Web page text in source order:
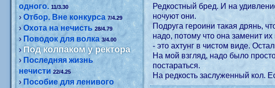
одного. 11/3.30
›Отбор. Вне конкурса 7/4.29
›Охота на нечисть 28/4.79
›Поводок для волка 3/4.00
›Под колпаком у ректора
›Последняя жизнь
нечисти 22/4.25
› Пособие для ленивого
Редкостный бред. И на
ночуют они.
Подруга героини такая дрянь,
надо, потому что она заменит
- это ахтунг в чистом виде.
На мой взгляд, надо было
постараться.
На редкость заслуженный кол.